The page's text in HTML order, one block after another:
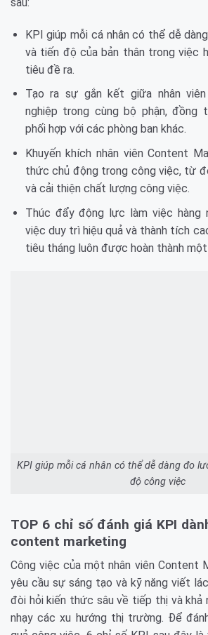
KPI giúp mỗi cá nhân có thể dễ
và tiến độ của bản thân trong việc
tiêu đề ra.
Tạo ra sự gắn kết giữa nhân
nghiệp trong cùng bộ phận, đồng
phối hợp với các phòng ban khác.
Khuyến khích nhân viên Content
thức chủ động trong công việc, từ
và cải thiện chất lượng công việc.
Thúc đẩy động lực làm việc hàng
việc duy trì hiệu quả và thành tích
tiêu tháng luôn được hoàn thành
KPI giúp mỗi cá nhân có thể dễ dàng đo
độ công việc
TOP 6 chỉ số đánh giá KPI
content marketing
Công việc của một nhân viên Content
yêu cầu sự sáng tạo và kỹ năng viết
đòi hỏi kiến thức sâu về tiếp thị và khả
nhạy các xu hướng thị trường. Để